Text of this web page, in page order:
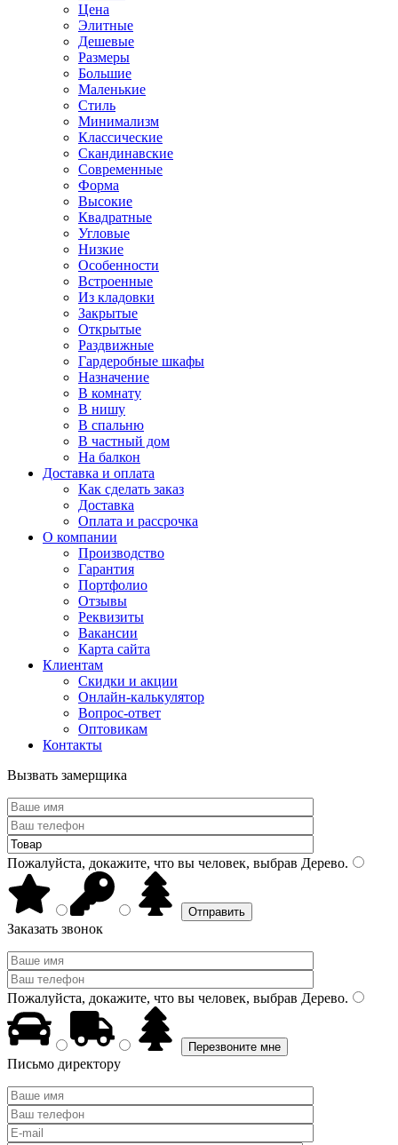
Цена
Элитные
Дешевые
Размеры
Большие
Маленькие
Стиль
Минимализм
Классические
Скандинавские
Современные
Форма
Высокие
Квадратные
Угловые
Низкие
Особенности
Встроенные
Из кладовки
Закрытые
Открытые
Раздвижные
Гардеробные шкафы
Назначение
В комнату
В нишу
В спальню
В частный дом
На балкон
Доставка и оплата
Как сделать заказ
Доставка
Оплата и рассрочка
О компании
Производство
Гарантия
Портфолио
Отзывы
Реквизиты
Вакансии
Карта сайта
Клиентам
Скидки и акции
Онлайн-калькулятор
Вопрос-ответ
Оптовикам
Контакты
Вызвать замерщика
Пожалуйста, докажите, что вы человек, выбрав Дерево.
Заказать звонок
Пожалуйста, докажите, что вы человек, выбрав Дерево.
Письмо директору